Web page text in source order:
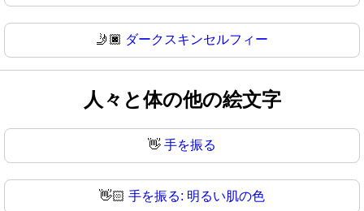
🤳🏿 ダークスキンセルフィー
人々と体の他の絵文字
👋 手を振る
👋🏻 手を振る: 明るい肌の色